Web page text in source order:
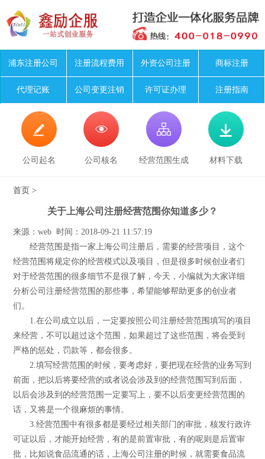
浦东注册公司 注册流程费用 外资公司注册 商标注册
代理记账 公司变更注销 许可证办理 注册指南

公司起名

公司核名

经营范围生成

材料下载
首页 >
关于上海公司注册经营范围你知道多少？
来源：web 时间：2018-09-21 11:57:19
经营范围是指一家上海公司注册后，需要的经营项目，这个
经营范围将规定你的经营模式以及项目，但是很多时候创业者们
对于经营范围的很多细节不是很了解，今天，小编就为大家详细
分析公司注册经营范围的那些事，希望能够帮助更多的创业者
们。
1.在公司成立以后，一定要按照公司注册经营范围填写的项目
来经营，不可以超过这个范围，如果超过了这些范围，将会受到
严格的惩处，罚款等，都会很多。
2.填写经营范围的时候，要考虑好，要把现在经营的业务写到
前面，把以后将要经营的或者说会涉及到的经营范围写到后面，
以后会涉及到的经营范围一定要写上，要不以后变更经营范围的
话，又将是一个很麻烦的事情。
3.经营范围中有很多都是要经过相关部门的审批，核发行政许
可证以后，才能开始经营，有的是前置审批，有的呢则是后置审
批，比如说食品流通的话，上海公司注册的时候，就需要食品流